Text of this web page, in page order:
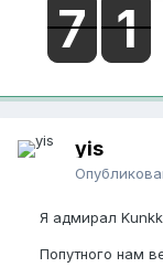
yis
Я адмирал
Попутного нам